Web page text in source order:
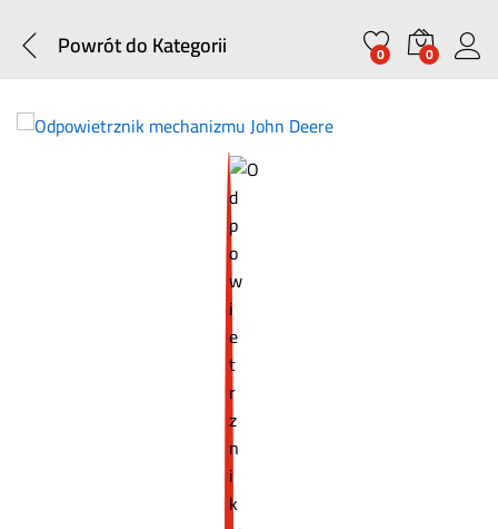
Powrót doKategorii 0 0